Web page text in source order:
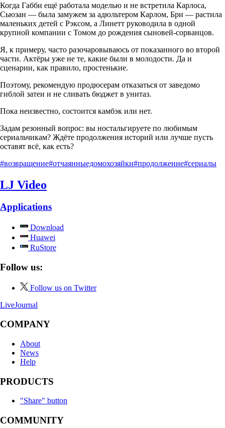
Когда Габби ещё работала моделью и не встретила Карлоса,
Сьюзан — была замужем за адюльтером Карлом, Бри — растила
маленьких детей с Рэксом, а Линетт руководила в одной
крупной компании с Томом до рождения сыновей-сорванцов.
Я, к примеру, часто разочаровываюсь от показанного во второй
части. Актёры уже не те, какие были в молодости. Да и
сценарии, как правило, простенькие.
Поэтому, рекомендую продюсерам отказаться от заведомо
гиблой затеи и не сливать бюджет в унитаз.
Пока неизвестно, состоится камбэк или нет.
Задам резонный вопрос: вы ностальгируете по любимым
сериальчикам? Ждёте продолжения историй или лучше пусть
оставят всё, как есть?
#возвращение#отчаянныедомохозяйки#продолжение#сериалы
LJ Video
Applications
Download
Huawei
RuStore
Follow us:
Follow us on Twitter
LiveJournal
COMPANY
About
News
Help
PRODUCTS
"Share" button
COMMUNITY